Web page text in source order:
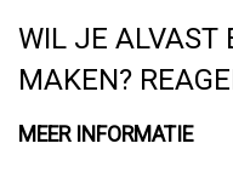
WIL JE ALVAST
MAKEN?
MEER INFORMATIE